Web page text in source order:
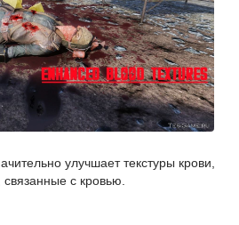
улучшает текстуры крови,
с кровью.